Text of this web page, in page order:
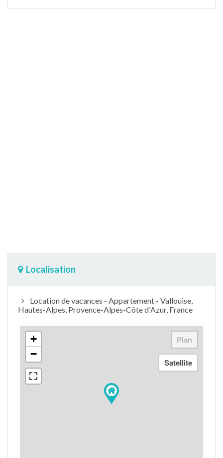
Localisation
Location de vacances - Appartement - Vallouise,
Hautes-Alpes, Provence-Alpes-Côte d'Azur, France
+
−